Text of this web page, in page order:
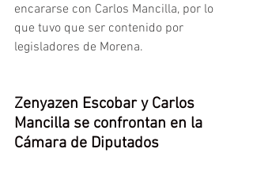
encararse con Carlos Mancilla, por lo
que tuvo que ser contenido por
legisladores de Morena.
Zenyazen Escobar y Carlos
Mancilla se confrontan en la
Cámara de Diputados